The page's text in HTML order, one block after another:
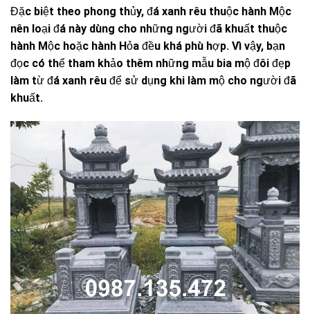
Đặc biệt theo phong thủy, đá xanh rêu thuộc hành Mộc
nên loại đá này dùng cho những người đã khuất thuộc
hành Mộc hoặc hành Hỏa đều khá phù hợp. Vì vậy, bạn
đọc có thể tham khảo thêm những mẫu bia mộ đôi đẹp
làm từ đá xanh rêu để sử dụng khi làm mộ cho người đã
khuất.